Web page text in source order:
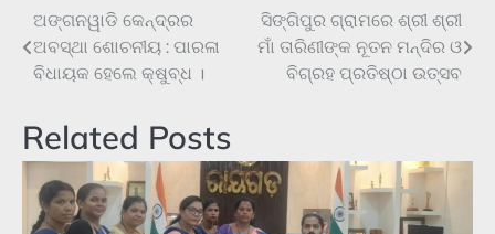
Post
navigation
ଅଙ୍ଗନୱାଡି କେନ୍ଦ୍ରର
ଅବସ୍ଥା ଶୋଚନୀୟ : ପାରଳା
ବିଧାୟକ ହେଲେ କ୍ଷୁବ୍ଧ ।
ସିଙ୍ଗିପୁର ଗ୍ରାମରେ ଶ୍ରୀ ଶ୍ରୀ
ମାଁ ତାରିଣୀଙ୍କ ନୂତନ ମନ୍ଦିର ଓ
ବିଗ୍ରହ ପ୍ରତିଷ୍ଠା ଉତ୍ସବ
Related Posts